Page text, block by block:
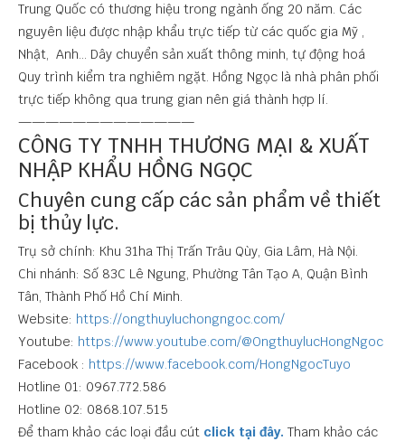
Trung Quốc có thương hiệu trong ngành ống 20 năm. Các
nguyên liệu được nhập khẩu trực tiếp từ các quốc gia Mỹ ,
Nhật, Anh... Dây chuyển sản xuất thông minh, tự động hoá
Quy trình kiểm tra nghiêm ngặt. Hồng Ngọc là nhà phân phối
trực tiếp không qua trung gian nên giá thành hợp lí.
—————————————
CÔNG TY TNHH THƯƠNG MẠI & XUẤT
NHẬP KHẨU HỒNG NGỌC
Chuyên cung cấp các sản phẩm về thiết
bị thủy lực.
Trụ sở chính: Khu 31ha Thị Trấn Trâu Qùy, Gia Lâm, Hà Nội.
Chi nhánh: Số 83C Lê Ngung, Phường Tân Tạo A, Quận Bình
Tân, Thành Phố Hồ Chí Minh.
Website: https://ongthuyluchongngoc.com/
Youtube: https://www.youtube.com/@OngthuylucHongNgoc
Facebook : https://www.facebook.com/HongNgocTuyo
Hotline 01: 0967.772.586
Hotline 02: 0868.107.515
Để tham khảo các loại đầu cút click tại đây. Tham khảo các